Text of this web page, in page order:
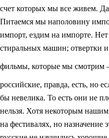
счет которых мы все живем.
Питаемся мы наполовину
импорт, ездим на импорте.
стиральных машин; отвертки
фильмы, которые мы смотрим
российские, правда, есть, но
бы невелика. То есть они не
нельзя. Хотя некоторым
на фестивалях, но